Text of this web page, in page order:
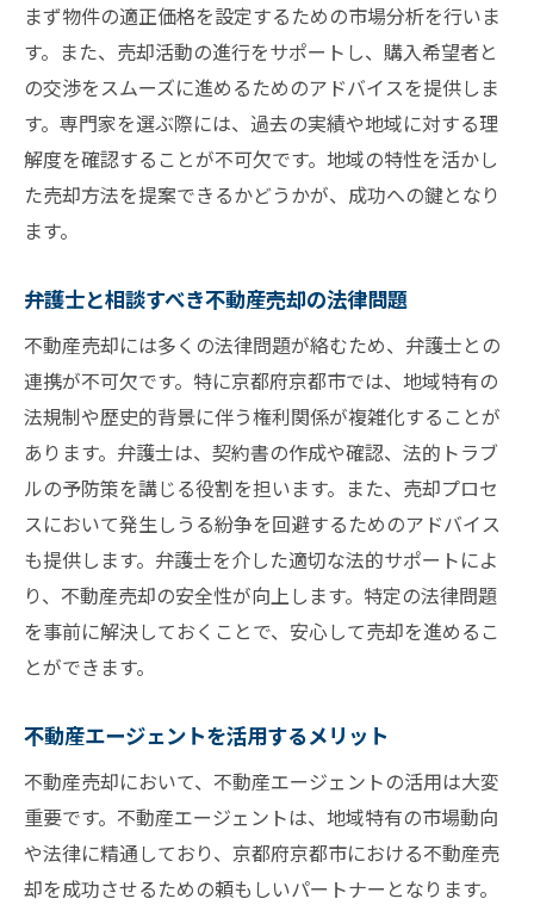
まず物件の適正価格を設定するための市場分析を行いま
す。また、売却活動の進行をサポートし、購入希望者と
の交渉をスムーズに進めるためのアドバイスを提供しま
す。専門家を選ぶ際には、過去の実績や地域に対する理
解度を確認することが不可欠です。地域の特性を活かし
た売却方法を提案できるかどうかが、成功への鍵となり
ます。
弁護士と相談すべき不動産売却の法律問題
不動産売却には多くの法律問題が絡むため、弁護士との
連携が不可欠です。特に京都府京都市では、地域特有の
法規制や歴史的背景に伴う権利関係が複雑化することが
あります。弁護士は、契約書の作成や確認、法的トラブ
ルの予防策を講じる役割を担います。また、売却プロセ
スにおいて発生しうる紛争を回避するためのアドバイス
も提供します。弁護士を介した適切な法的サポートによ
り、不動産売却の安全性が向上します。特定の法律問題
を事前に解決しておくことで、安心して売却を進めるこ
とができます。
不動産エージェントを活用するメリット
不動産売却において、不動産エージェントの活用は大変
重要です。不動産エージェントは、地域特有の市場動向
や法律に精通しており、京都府京都市における不動産売
却を成功させるための頼もしいパートナーとなります。